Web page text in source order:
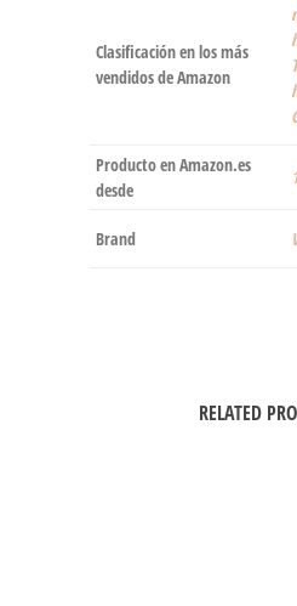
Clasificación en los más
vendidos de Amazon
Producto en Amazon.es
desde
Brand
RELATED